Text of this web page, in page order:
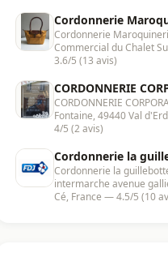
Cordonnerie
Chemillé-en-Anjou -
Cordonnerie
Commercial du Chalet
3.6/5 (13 avis)
CORDONNERIE
d'Erdre-Auxence -
CORDONNERIE
Fontaine, 49440 Val
4/5 (2 avis)
Cordonnerie la
de-Cé - 49130
Cordonnerie la
intermarche avenue
Cé, France — 4.5/5 (10